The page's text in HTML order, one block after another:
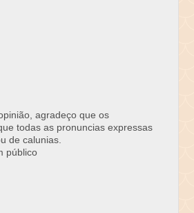
agradeço que os
todas as pronuncias expressas
de calunias.
público